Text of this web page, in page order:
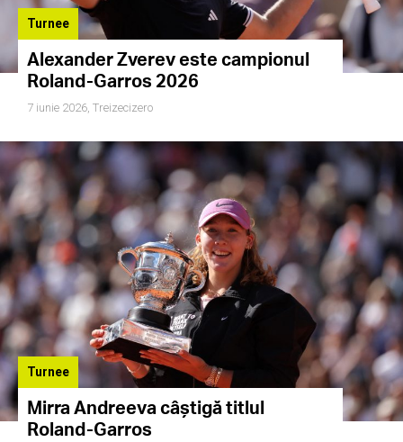
Turnee
Alexander Zverev este campionul
Roland-Garros 2026
7 iunie 2026, Treizecizero
Turnee
Mirra Andreeva câștigă titlul
Roland-Garros